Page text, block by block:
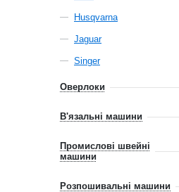
Husqvarna
Jaguar
Singer
Оверлоки
В'язальні машини
Промислові швейні
машини
Розпошивальні машини